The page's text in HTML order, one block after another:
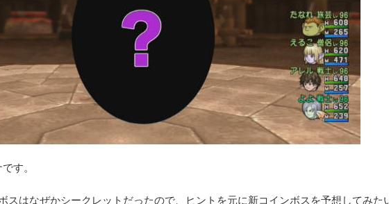
す。
スはなぜかシークレットだったので、ヒントを元に新コインボスを予想してみた